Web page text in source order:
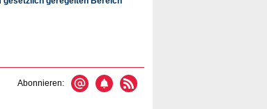
Abonnieren: